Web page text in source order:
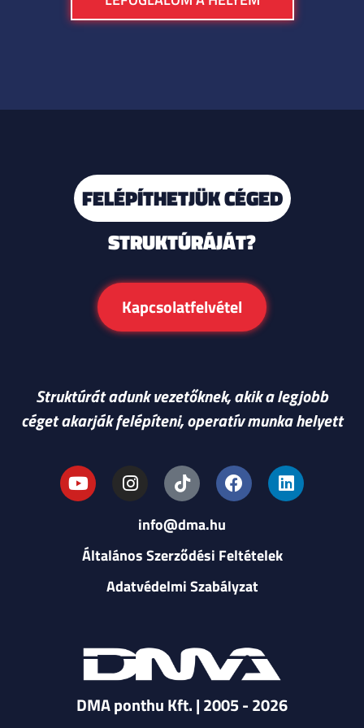
FELÉPÍTHETJÜK CÉGED
STRUKTÚRÁJÁT?
Kapcsolatfelvétel
Struktúrát adunk vezetőknek, akik a legjobb
céget akarják felépíteni, operatív munka helyett
info@dma.hu
Általános Szerződési Feltételek
Adatvédelmi Szabályzat
DMA ponthu Kft. | 2005 - 2026